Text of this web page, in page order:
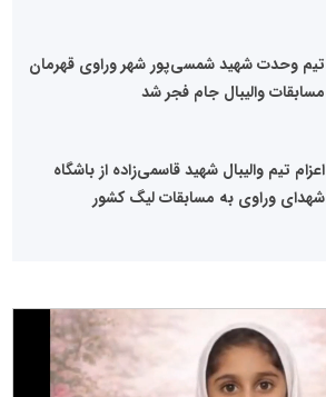
تیم وحدت شهید شمسی‌پور شهر وراوی قهرمان
مسابقات والیبال جام فجر شد
اعزام تیم والیبال شهید قاسمی‌زاده از باشگاه
شهدای وراوی به مسابقات لیگ کشور